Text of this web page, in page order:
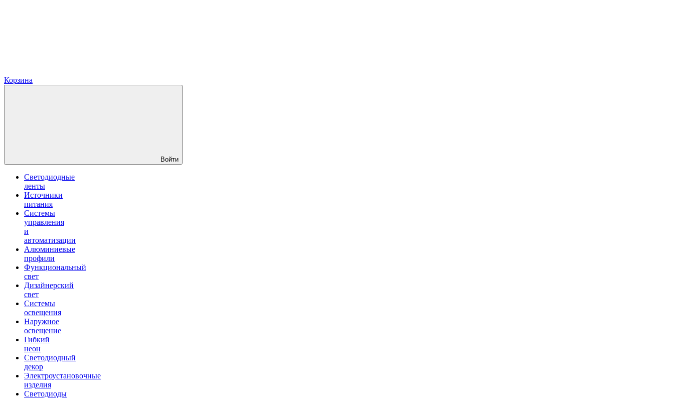
Корзина
Войти
Светодиодные
ленты
Источники
питания
Системы
управления
и
автоматизации
Алюминиевые
профили
Функциональный
свет
Дизайнерский
свет
Системы
освещения
Наружное
освещение
Гибкий
неон
Светодиодный
декор
Электроустановочные
изделия
Светодиоды